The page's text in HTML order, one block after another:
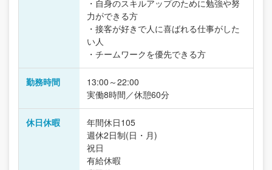
・自身のスキルアップのために勉強や努
力ができる方
・接客が好きで人に喜ばれる仕事がした
い人
・チームワークを優先できる方
勤務時間
13:00～22:00
実働8時間／休憩60分
休日休暇
年間休日105
週休2日制(日・月)
祝日
有給休暇